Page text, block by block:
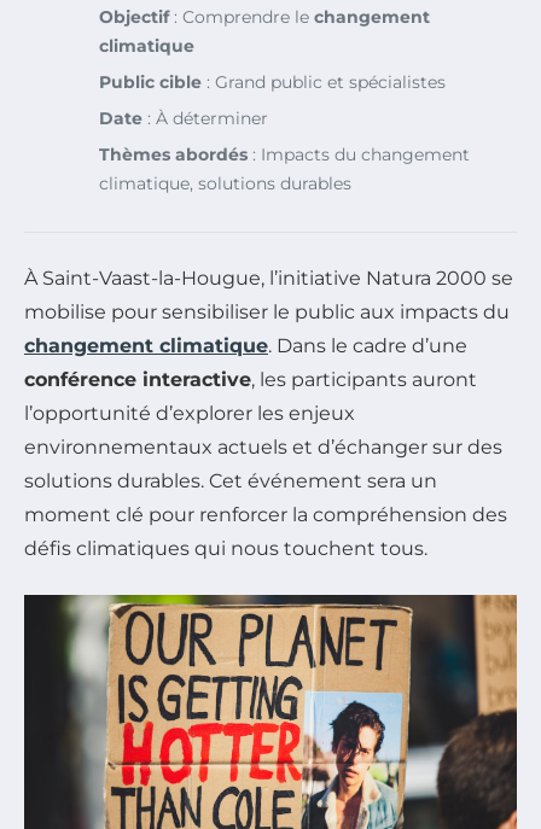
Objectif: Comprendre le changement
climatique
Public cible : Grand public et spécialistes
Date : À déterminer
Thèmes abordés : Impacts du changement
climatique, solutions durables
À Saint-Vaast-la-Hougue, l’initiative Natura 2000 se
mobilise pour sensibiliser le public aux impacts du
changement climatique. Dans le cadre d’une
conférence interactive, les participants auront
l’opportunité d’explorer les enjeux
environnementaux actuels et d’échanger sur des
solutions durables. Cet événement sera un
moment clé pour renforcer la compréhension des
défis climatiques qui nous touchent tous.